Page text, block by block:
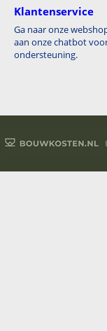
Klantenservice
Ga naar onze
aan onze chatbot
ondersteuning.